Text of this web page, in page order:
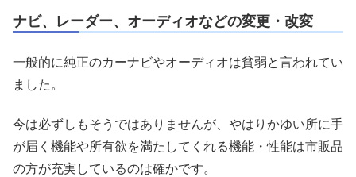
ナビ、レーダー、オーディオなどの変更・改変
一般的に純正のカーナビやオーディオは貧弱と言われてい
ました。
今は必ずしもそうではありませんが、やはりかゆい所に手
が届く機能や所有欲を満たしてくれる機能・性能は市販品
の方が充実しているのは確かです。